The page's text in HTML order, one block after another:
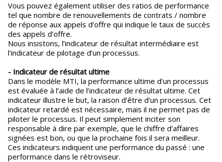
Vous pouvez également utiliser des ratios de performance
tel que nombre de renouvellements de contrats / nombre
de réponse aux appels d’offre qui indique le taux de succès
des appels d’offre.
Nous insistons, l’indicateur de résultat intermédiaire est
l’indicateur de pilotage d’un processus.
- Indicateur de résultat ultime
Dans le modèle MTI, la performance ultime d’un processus
est évaluée à l’aide de l’indicateur de résultat ultime. Cet
indicateur illustre le but, la raison d’être d’un processus. Cet
indicateur retardé est nécessaire, mais il ne permet pas de
piloter le processus. Il peut simplement inciter son
responsable à dire par exemple, que le chiffre d’affaires
signées est bon, ou que la prochaine fois il sera meilleur.
Ces indicateurs indiquent une performance du passé : une
performance dans le rétroviseur.